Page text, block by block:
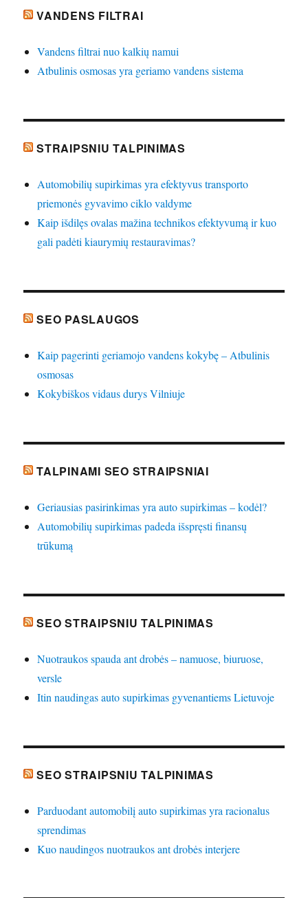
VANDENS FILTRAI
Vandens filtrai nuo kalkių namui
Atbulinis osmosas yra geriamo vandens sistema
STRAIPSNIU TALPINIMAS
Automobilių supirkimas yra efektyvus transporto
priemonės gyvavimo ciklo valdyme
Kaip išdilęs ovalas mažina technikos efektyvumą ir kuo
gali padėti kiaurymių restauravimas?
SEO PASLAUGOS
Kaip pagerinti geriamojo vandens kokybę – Atbulinis
osmosas
Kokybiškos vidaus durys Vilniuje
TALPINAMI SEO STRAIPSNIAI
Geriausias pasirinkimas yra auto supirkimas – kodėl?
Automobilių supirkimas padeda išspręsti finansų
trūkumą
SEO STRAIPSNIU TALPINIMAS
Nuotraukos spauda ant drobės – namuose, biuruose,
versle
Itin naudingas auto supirkimas gyvenantiems Lietuvoje
SEO STRAIPSNIU TALPINIMAS
Parduodant automobilį auto supirkimas yra racionalus
sprendimas
Kuo naudingos nuotraukos ant drobės interjere